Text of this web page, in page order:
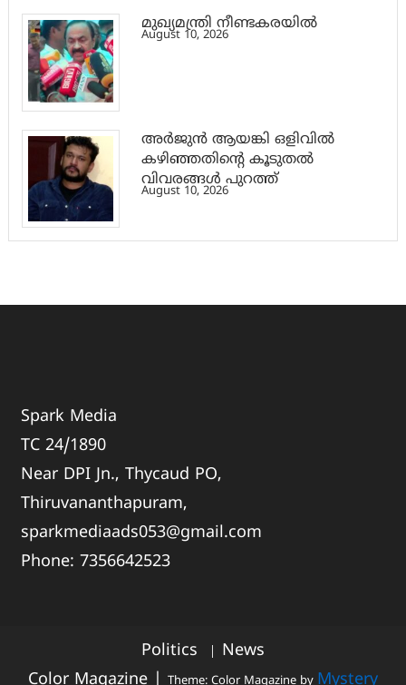
മുഖ്യമന്ത്രി നീണ്ടകരയിൽ
August 10, 2026
അര്‍ജുന്‍ ആയങ്കി ഒളിവില്‍
കഴിഞ്ഞതിന്റെ കൂടുതല്‍
വിവരങ്ങള്‍ പുറത്ത്
August 10, 2026
Spark Media
TC 24/1890
Near DPI Jn., Thycaud PO,
Thiruvananthapuram,
sparkmediaads053@gmail.com
Phone:7356642523
Politics
News
Color Magazine
Theme: Color Magazine by Mystery